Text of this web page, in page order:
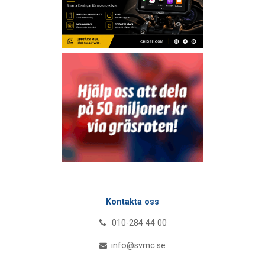
Kontakta oss
010-284 44 00
info@svmc.se